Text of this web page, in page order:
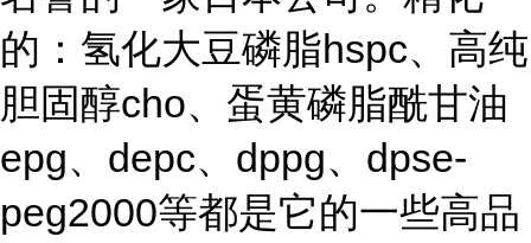
的：氢化大豆磷脂hspc、高纯
胆固醇cho、蛋黄磷脂酰甘油
epg、 depc、 dppg、 dpse-
peg2000等都是它的一些高品